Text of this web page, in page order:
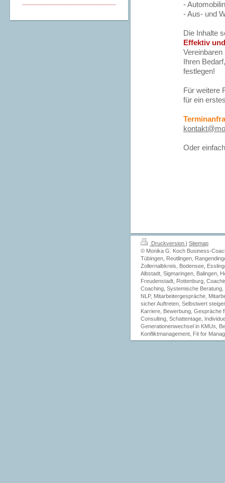
-
- Aus- und
Die Inhalte
Effektiv
Ihren
festlegen!
Für weitere
für ein
Oder
Druckversion | Sitemap
© Monika G. Koch Business-
Tübingen, Reutlingen,
Zollernalbkreis, Bodensee,
Albstadt, Sigmaringen, Balingen,
Freudenstadt, Rottenburg,
Coaching, Systemische
NLP, Mitarbeitergespräche,
sicher Auftreten, Selbstwert
Karriere, Bewerbung, Gespräche
Consulting, Schattentage,
Generationenwechsel in KMUs,
Konfliktmanagement, Fit for